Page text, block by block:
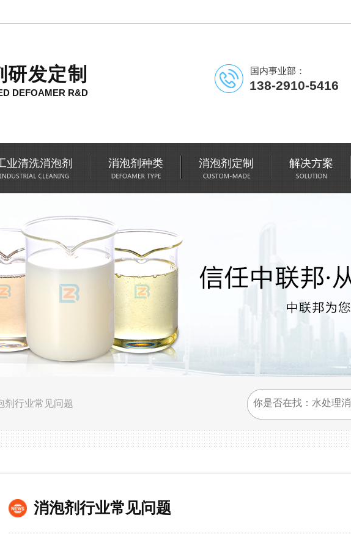
研发定制
DEFOAMER R&D
国内事业部：
138-2910-5416
业清洗消泡剂 消泡剂种类 消泡剂定制 解决方案
剂行业常见问题
消泡剂行业常见问题